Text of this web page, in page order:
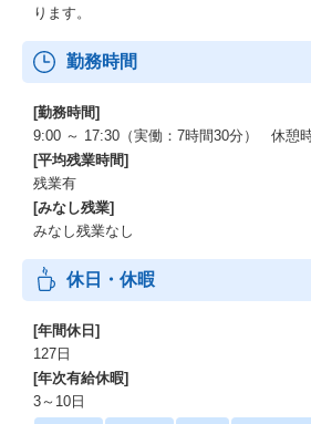
ります。
勤務時間
[勤務時間]
9:00 ～ 17:30（実働：7時間30分） 休憩
[平均残業時間]
残業有
[みなし残業]
みなし残業なし
休日・休暇
[年間休日]
127日
[年次有給休暇]
3～10日